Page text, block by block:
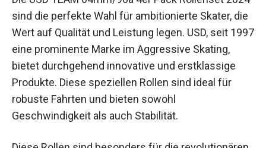
Die USD TEAM 64mm/90a 4er Pack Rollenset
2024 sind die perfekte Wahl für ambitionierte
Skater, die Wert auf Qualität und Leistung legen.
USD, seit 1997 eine prominente Marke im
Aggressive Skating, bietet durchgehend
innovative und erstklassige Produkte. Diese
speziellen Rollen sind ideal für robuste Fahrten
und bieten sowohl Geschwindigkeit als auch
Stabilität.